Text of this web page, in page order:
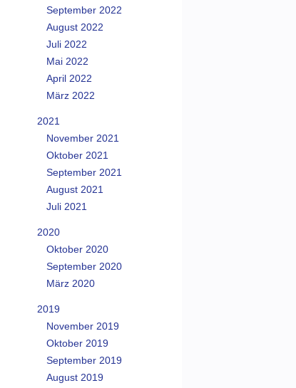
September 2022
August 2022
Juli 2022
Mai 2022
April 2022
März 2022
2021
November 2021
Oktober 2021
September 2021
August 2021
Juli 2021
2020
Oktober 2020
September 2020
März 2020
2019
November 2019
Oktober 2019
September 2019
August 2019